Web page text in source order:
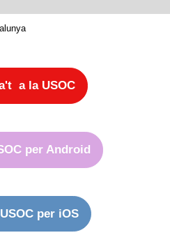
a la USOC
per Android
per iOS